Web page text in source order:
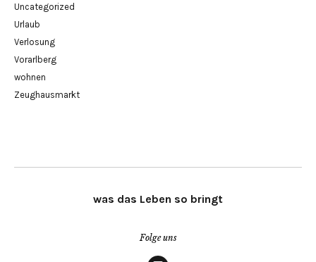
Uncategorized
Urlaub
Verlosung
Vorarlberg
wohnen
Zeughausmarkt
was das Leben so bringt
Folge uns